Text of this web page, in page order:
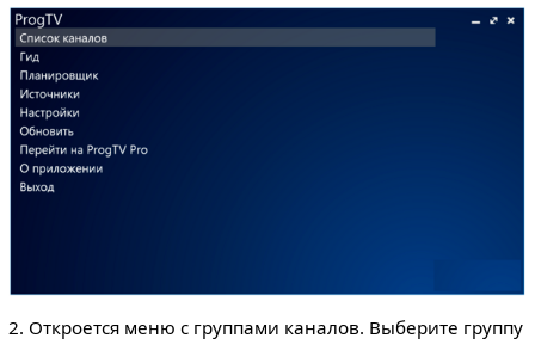
2. Откроется меню с группами каналов. Выберите группу